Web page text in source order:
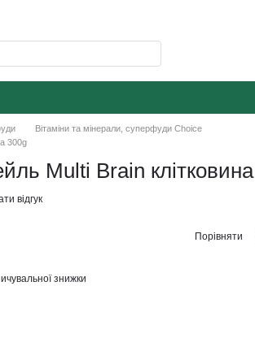
Вітаміни та мінерали, суперфуди Choice
300g
Multi Brain
відгук
Порівняти
знижки